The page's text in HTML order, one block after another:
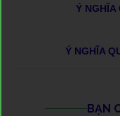
Ý NGHĨA
Ý NGHĨA
BẠN